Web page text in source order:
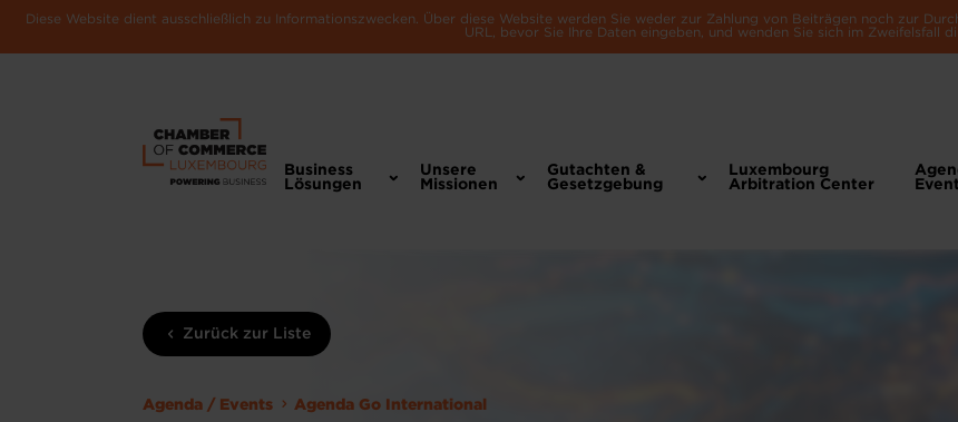
Diese Website dient ausschließlich zu Informationszwecken. Über diese Website werden Sie weder zur Zahlung von Beiträgen noch zur
URL, bevor Sie Ihre Daten eingeben, und wenden Sie sich im Zweifelsfall
Business
Lösungen
Unsere
Missionen
Gutachten &
Gesetzgebung
Luxembourg
Arbitration Center
Zurück zur Liste
Agenda / Events Agenda Go International